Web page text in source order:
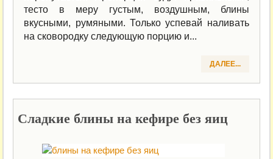
тесто в меру густым, воздушным, блины
вкусными, румяными. Только успевай наливать
на сковородку следующую порцию и...
ДАЛЕЕ...
Сладкие блины на кефире без яиц